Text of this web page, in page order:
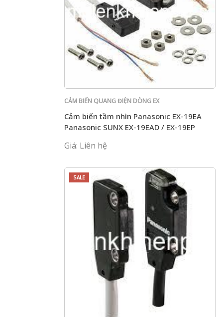
CẢM BIẾN QUANG ĐIỆN DÒNG EX
Cảm biến tầm nhìn Panasonic EX-19EA
Panasonic SUNX EX-19EAD / EX-19EP
Giá: Liên hệ
SALE